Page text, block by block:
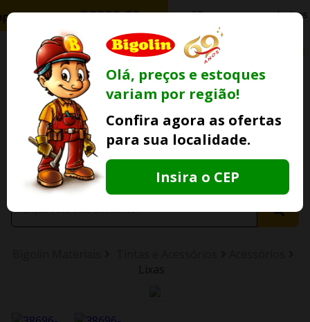
Informeseu CEP
Olá, preços e estoques
variam por região!
Confira agora as ofertas
para sua localidade.
Insira o CEP
Ofertas
Lojas Fisicas
Conta
Whatsapp